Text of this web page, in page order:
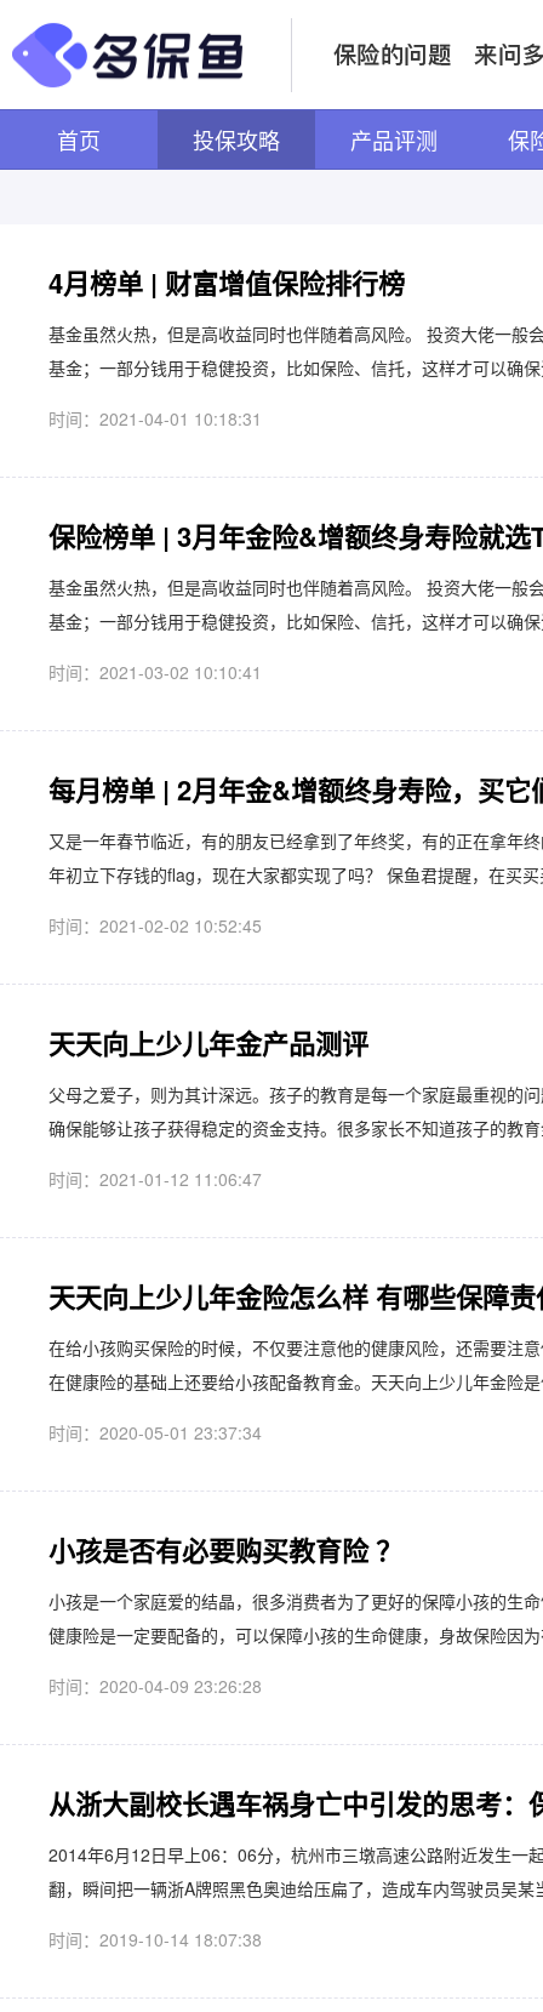
首页 投保攻略 产品评测 保
4月榜单 | 财富增值保险排行榜
基金虽然火热，但是高收益同时也伴随着高风险。 投资大佬一般
基金；一部分钱用于稳健投资，比如保险、信托，这样才可以确
时间：2021-04-01 10:18:31
保险榜单 | 3月年金险&增额终身寿险就选
基金虽然火热，但是高收益同时也伴随着高风险。 投资大佬一般
基金；一部分钱用于稳健投资，比如保险、信托，这样才可以确
时间：2021-03-02 10:10:41
每月榜单 | 2月年金&增额终身寿险，买它
又是一年春节临近，有的朋友已经拿到了年终奖，有的正在拿年
年初立下存钱的flag，现在大家都实现了吗？ 保鱼君提醒，在买
时间：2021-02-02 10:52:45
天天向上少儿年金产品测评
父母之爱子，则为其计深远。孩子的教育是每一个家庭最重视的
确保能够让孩子获得稳定的资金支持。很多家长不知道孩子的教
时间：2021-01-12 11:06:47
天天向上少儿年金险怎么样 有哪些保障
在给小孩购买保险的时候，不仅要注意他的健康风险，还需要注
在健康险的基础上还要给小孩配备教育金。天天向上少儿年金险
时间：2020-05-01 23:37:34
小孩是否有必要购买教育险 ？
小孩是一个家庭爱的结晶，很多消费者为了更好的保障小孩的生
健康险是一定要配备的，可以保障小孩的生命健康，身故保险因
时间：2020-04-09 23:26:28
从浙大副校长遇车祸身亡中引发的思考：
2014年6月12日早上06：06分，杭州市三墩高速公路附近发生一
翻，瞬间把一辆浙A牌照黑色奥迪给压扁了，造成车内驾驶员吴
时间：2019-10-14 18:07:38